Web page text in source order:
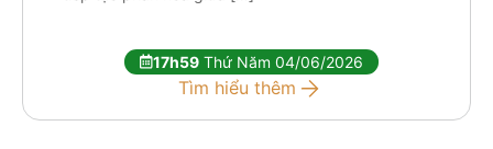
17h59Thứ Năm 04/06/2026
Tìm hiểu thêm